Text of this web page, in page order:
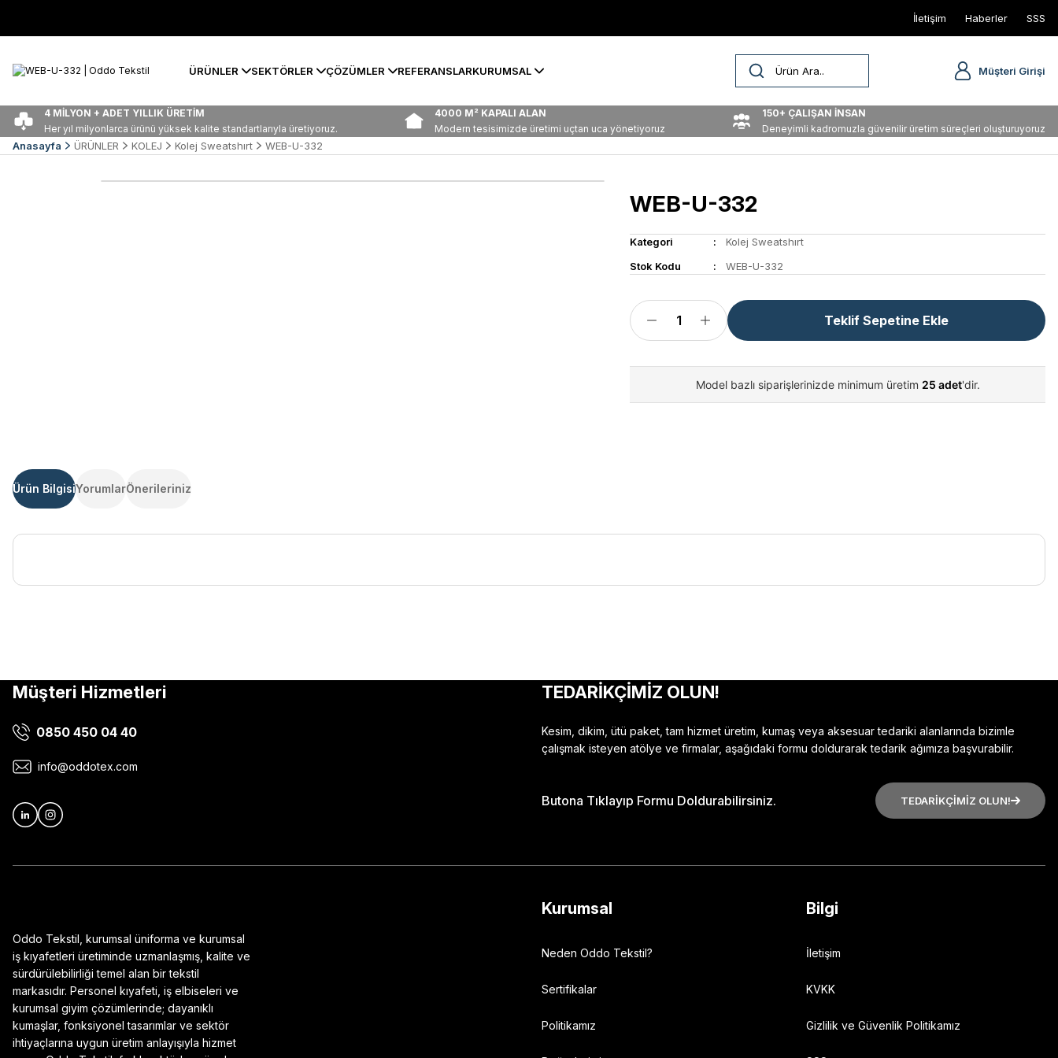
İletişim Haberler SSS
ÜRÜNLER SEKTÖRLER ÇÖZÜMLER REFERANSLARKURUMSAL Müşteri Girişi
4 MİLYON + ADET YILLIK ÜRETİM
Her yıl milyonlarca ürünü yüksek kalite standartlarıyla üretiyoruz.
4000 M² KAPALI ALAN
Modern tesisimizde üretimi uçtan uca yönetiyoruz
150+ ÇALIŞAN İNSAN
Deneyimli kadromuzla güvenilir üretim süreçleri oluşturuyoruz
Anasayfa ÜRÜNLER KOLEJ Kolej Sweatshırt WEB-U-332
WEB-U-332
Kategori
Kolej Sweatshırt
Stok Kodu
WEB-U-332
Teklif Sepetine Ekle
Model bazlı siparişlerinizde minimum üretim 25 adet'dir.
Ürün BilgisiYorumlarÖnerileriniz
Yorum Yaz
Ürün resmi kalitesiz, bozuk veya görüntülenemiyor.
Ürün bilgilerinde hatalar bulunuyor.
Müşteri Hizmetleri
0850 450 04 40
info@oddotex.com
TEDARİKÇİMİZ OLUN!
Kesim, dikim, ütü paket, tam hizmet üretim, kumaş veya aksesuar tedariki alanlarında bizimle
çalışmak isteyen atölye ve firmalar, aşağıdaki formu doldurarak tedarik ağımıza başvurabilir.
Butona Tıklayıp Formu Doldurabilirsiniz. TEDARİKÇİMİZ OLUN!
Oddo Tekstil, kurumsal üniforma ve kurumsal
iş kıyafetleri üretiminde uzmanlaşmış, kalite ve
sürdürülebilirliği temel alan bir tekstil
markasıdır. Personel kıyafeti, iş elbiseleri ve
kurumsal giyim çözümlerinde; dayanıklı
kumaşlar, fonksiyonel tasarımlar ve sektör
ihtiyaçlarına uygun üretim anlayışıyla hizmet
Kurumsal
Neden Oddo Tekstil?
Sertifikalar
Politikamız
Bilgi
İletişim
KVKK
Gizlilik ve Güvenlik Politikamız